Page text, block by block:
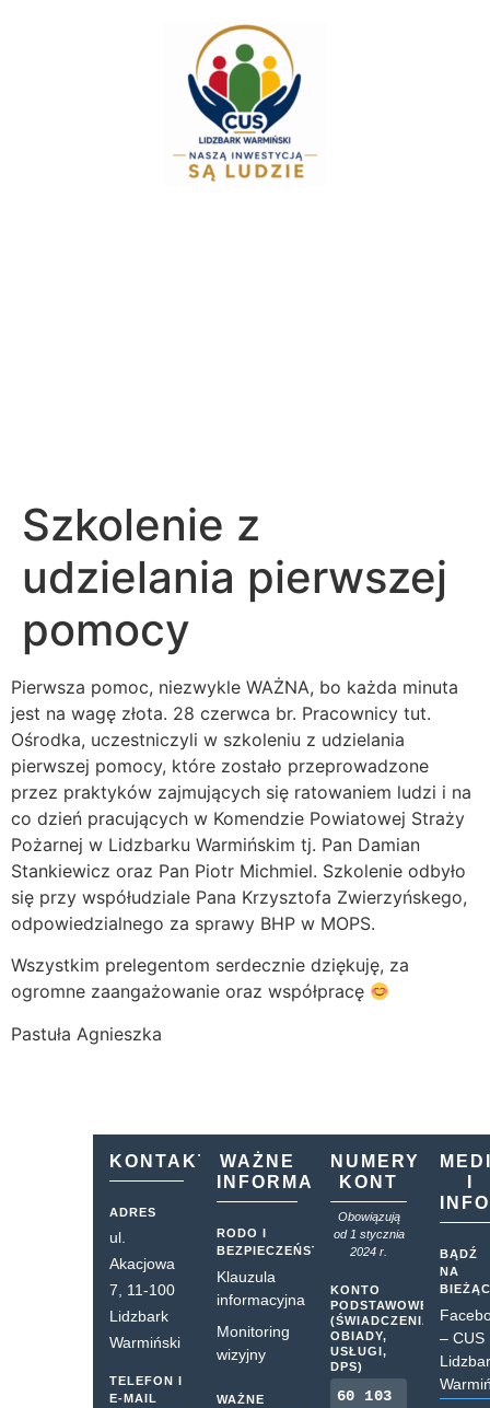
Szkolenie z
udzielania pierwszej
pomocy
Pierwsza pomoc, niezwykle WAŻNA, bo każda minuta
jest na wagę złota. 28 czerwca br. Pracownicy tut.
Ośrodka, uczestniczyli w szkoleniu z udzielania
pierwszej pomocy, które zostało przeprowadzone
przez praktyków zajmujących się ratowaniem ludzi i na
co dzień pracujących w Komendzie Powiatowej Straży
Pożarnej w Lidzbarku Warmińskim tj. Pan Damian
Stankiewicz oraz Pan Piotr Michmiel. Szkolenie odbyło
się przy współudziale Pana Krzysztofa Zwierzyńskego,
odpowiedzialnego za sprawy BHP w MOPS.
Wszystkim prelegentom serdecznie dziękuję, za
ogromne zaangażowanie oraz współpracę
Pastuła Agnieszka
KONTAKT
ADRES
ul.
Akacjowa
7, 11-100
Lidzbark
Warmiński
TELEFON I
E-MAIL
WAŻNE
INFORMACJE
RODO I
BEZPIECZEŃSTWO
Klauzula
informacyjna
Monitoring
wizyjny
WAŻNE
NUMERY
KONT
Obowiązują
od 1 stycznia
2024 r.
KONTO
PODSTAWOWE
(ŚWIADCZENIA,
OBIADY,
USŁUGI,
DPS)
60 103
BĄDŹ
NA
– CUS